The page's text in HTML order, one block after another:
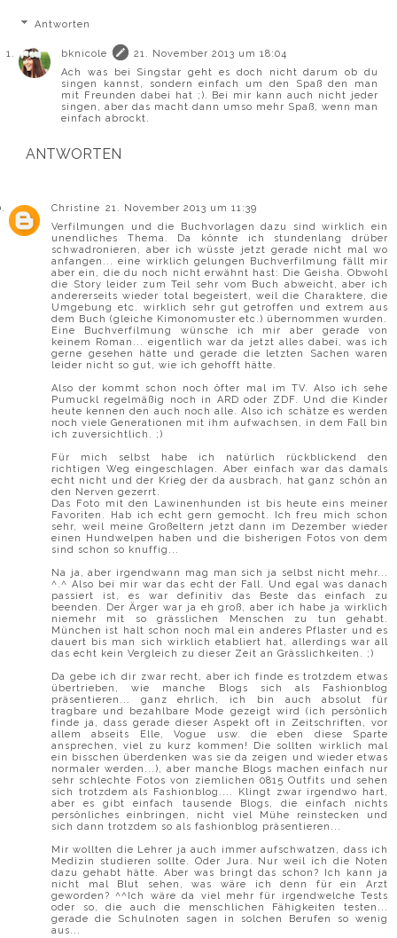
Antworten
bknicole
21. November 2013 um 18:04
Ach was bei Singstar geht es doch nicht darum ob du
singen kannst, sondern einfach um den Spaß den man
mit Freunden dabei hat ;). Bei mir kann auch nicht jeder
singen, aber das macht dann umso mehr Spaß, wenn man
einfach abrockt.
ANTWORTEN
Christine 21. November 2013 um 11:39
Verfilmungen und die Buchvorlagen dazu sind wirklich ein
unendliches Thema. Da könnte ich stundenlang drüber
schwadronieren, aber ich wüsste jetzt gerade nicht mal wo
anfangen... eine wirklich gelungen Buchverfilmung fällt mir
aber ein, die du noch nicht erwähnt hast: Die Geisha. Obwohl
die Story leider zum Teil sehr vom Buch abweicht, aber ich
andererseits wieder total begeistert, weil die Charaktere, die
Umgebung etc. wirklich sehr gut getroffen und extrem aus
dem Buch (gleiche Kimonomuster etc.) übernommen wurden.
Eine Buchverfilmung wünsche ich mir aber gerade von
keinem Roman... eigentlich war da jetzt alles dabei, was ich
gerne gesehen hätte und gerade die letzten Sachen waren
leider nicht so gut, wie ich gehofft hätte.
Also der kommt schon noch öfter mal im TV. Also ich sehe
Pumuckl regelmäßig noch in ARD oder ZDF. Und die Kinder
heute kennen den auch noch alle. Also ich schätze es werden
noch viele Generationen mit ihm aufwachsen, in dem Fall bin
ich zuversichtlich. ;)
Für mich selbst habe ich natürlich rückblickend den
richtigen Weg eingeschlagen. Aber einfach war das damals
echt nicht und der Krieg der da ausbrach, hat ganz schön an
den Nerven gezerrt.
Das Foto mit den Lawinenhunden ist bis heute eins meiner
Favoriten. Hab ich echt gern gemocht. Ich freu mich schon
sehr, weil meine Großeltern jetzt dann im Dezember wieder
einen Hundwelpen haben und die bisherigen Fotos von dem
sind schon so knuffig...
Na ja, aber irgendwann mag man sich ja selbst nicht mehr...
^.^ Also bei mir war das echt der Fall. Und egal was danach
passiert ist, es war definitiv das Beste das einfach zu
beenden. Der Ärger war ja eh groß, aber ich habe ja wirklich
niemehr mit so grässlichen Menschen zu tun gehabt.
München ist halt schon noch mal ein anderes Pflaster und es
dauert bis man sich wirklich etabliert hat, allerdings war all
das echt kein Vergleich zu dieser Zeit an Grässlichkeiten. ;)
Da gebe ich dir zwar recht, aber ich finde es trotzdem etwas
übertrieben, wie manche Blogs sich als Fashionblog
präsentieren... ganz ehrlich, ich bin auch absolut für
tragbare und bezahlbare Mode gezeigt wird (ich persönlich
finde ja, dass gerade dieser Aspekt oft in Zeitschriften, vor
allem abseits Elle, Vogue usw. die eben diese Sparte
ansprechen, viel zu kurz kommen! Die sollten wirklich mal
ein bisschen überdenken was sie da zeigen und wieder etwas
normaler werden...), aber manche Blogs machen einfach nur
sehr schlechte Fotos von ziemlichen 0815 Outfits und sehen
sich trotzdem als Fashionblog.... Klingt zwar irgendwo hart,
aber es gibt einfach tausende Blogs, die einfach nichts
persönliches einbringen, nicht viel Mühe reinstecken und
sich dann trotzdem so als fashionblog präsentieren...
Mir wollten die Lehrer ja auch immer aufschwatzen, dass ich
Medizin studieren sollte. Oder Jura. Nur weil ich die Noten
dazu gehabt hätte. Aber was bringt das schon? Ich kann ja
nicht mal Blut sehen, was wäre ich denn für ein Arzt
geworden? ^^Ich wäre da viel mehr für irgendwelche Tests
oder so, die auch die menschlichen Fähigkeiten testen...
gerade die Schulnoten sagen in solchen Berufen so wenig
aus...